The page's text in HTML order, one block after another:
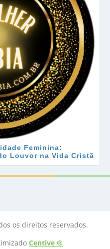
Feminina:
Louvor na Vida Cristã
os direitos reservados.
Centive ®